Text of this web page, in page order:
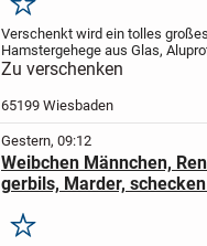
Merken
Verschenkt wird ein tolles
Hamstergehege aus Glas,
einer Melaminharzbeschichteter
abnrhmbare Deckel mit
Zu verschenken
65199 Wiesbaden
Gestern, 09:12
Weibchen Männchen,
gerbils, Marder,
Merken